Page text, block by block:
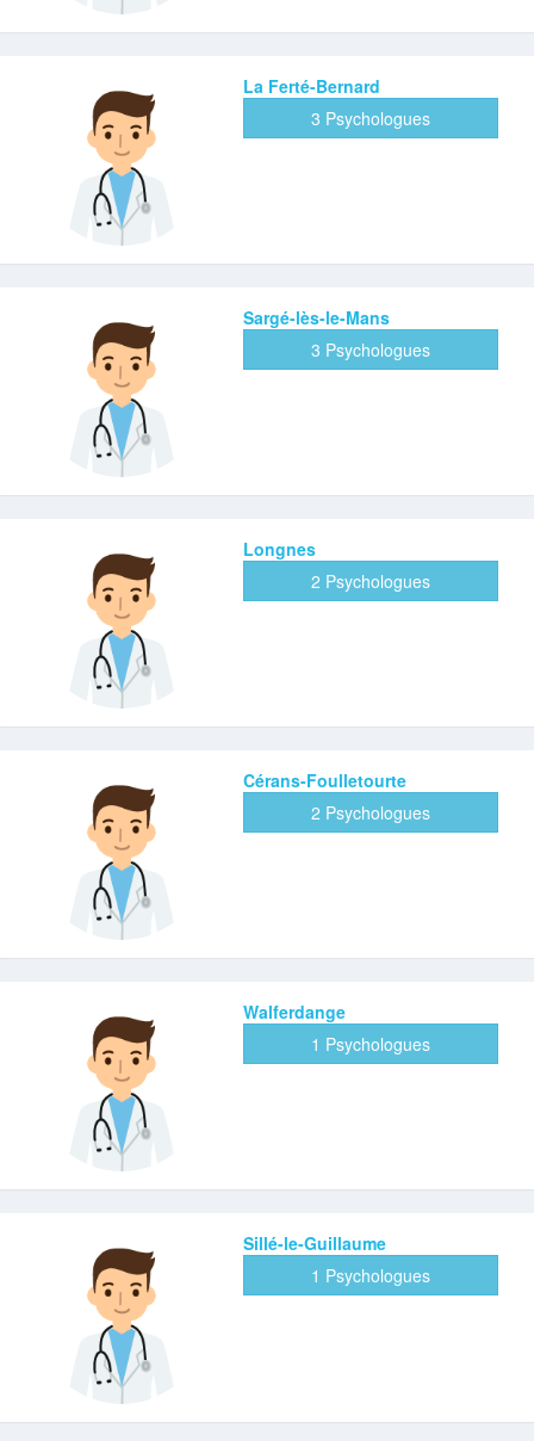
La Ferté-Bernard
3 Psychologues
Sargé-lès-le-Mans
3 Psychologues
Longnes
2 Psychologues
Cérans-Foulletourte
2 Psychologues
Walferdange
1 Psychologues
Sillé-le-Guillaume
1 Psychologues